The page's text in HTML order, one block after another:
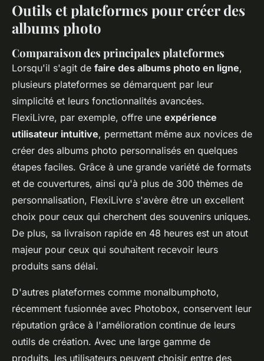
Outils et plateformes pour créer des
albums photo
Comparaison des principales plateformes
Lorsqu'il s'agit de faire des albums photo en ligne,
plusieurs plateformes se démarquent par leur
simplicité et leurs fonctionnalités avancées.
FlexiLivre, par exemple, offre une expérience
utilisateur intuitive, permettant même aux novices de
créer des albums photo personnalisés en quelques
étapes faciles. Grâce à une grande variété de formats
et de couvertures, ainsi qu'à plus de 300 thèmes de
personnalisation, FlexiLivre s'avère être un excellent
choix pour ceux qui cherchent des souvenirs uniques.
De plus, sa livraison rapide en 48 heures est un atout
majeur pour ceux qui souhaitent recevoir leurs
produits sans délai.
D'autres plateformes comme monalbumphoto,
récemment fusionnée avec Photobox, conservent leur
réputation grâce à l'amélioration continue de leurs
outils de création. Avec une large gamme de
produits, les utilisateurs peuvent choisir entre des